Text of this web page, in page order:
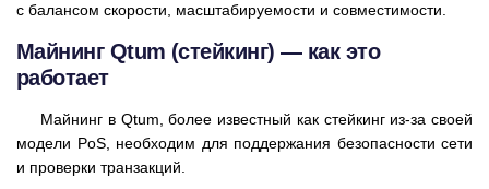
с балансом скорости, масштабируемости и совместимости.
Майнинг Qtum (стейкинг) — как это
работает
Майнинг в Qtum, более известный как стейкинг из-за своей
модели PoS, необходим для поддержания безопасности сети
и проверки транзакций.